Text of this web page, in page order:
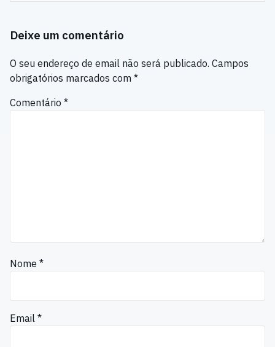
Deixe um comentário
O seu endereço de email não será publicado. Campos
obrigatórios marcados com *
Comentário *
Nome *
Email *